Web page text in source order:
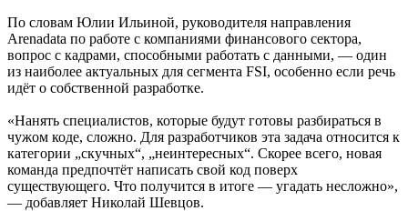
По словам Юлии Ильиной, руководителя направления
Arenadata по работе с компаниями финансового сектора,
вопрос с кадрами, способными работать с данными, — один
из наиболее актуальных для сегмента FSI, особенно если речь
идёт о собственной разработке.
«Нанять специалистов, которые будут готовы разбираться в
чужом коде, сложно. Для разработчиков эта задача относится к
категории „скучных“, „неинтересных“. Скорее всего, новая
команда предпочтёт написать свой код поверх
существующего. Что получится в итоге — угадать несложно»,
— добавляет Николай Шевцов.